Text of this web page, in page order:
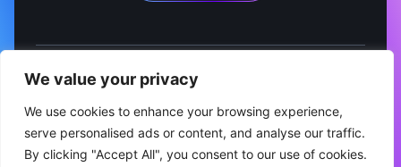
We value your privacy
We use cookies to enhance your browsing experience,
serve personalised ads or content, and analyse our traffic.
By clicking "Accept All", you consent to our use of cookies.
© 2026 PCSS. All rights reserved.